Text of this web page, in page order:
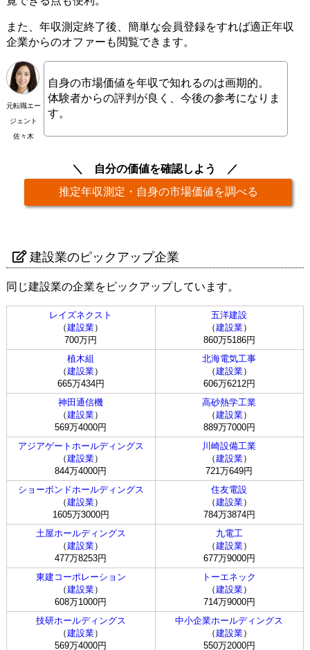
また、年収測定終了後、簡単な会員登録をすれば適正年収
企業からのオファーも閲覧できます。
元転職エー
ジェント
佐々木
自身の市場価値を年収で知れるのは画期的。
体験者からの評判が良く、今後の参考になりま
す。
自分の価値を確認しよう
推定年収測定・自身の市場価値を調べる
建設業のピックアップ企業
同じ建設業の企業をピックアップしています。
レイズネクスト
（建設業）
700万円
五洋建設
（建設業）
860万5186円
植木組
（建設業）
665万434円
北海電気工事
（建設業）
606万6212円
神田通信機
（建設業）
569万4000円
高砂熱学工業
（建設業）
889万7000円
アジアゲートホールディングス
（建設業）
844万4000円
川崎設備工業
（建設業）
721万649円
ショーボンドホールディングス
（建設業）
1605万3000円
住友電設
（建設業）
784万3874円
土屋ホールディングス
（建設業）
477万8253円
九電工
（建設業）
677万9000円
東建コーポレーション
（建設業）
608万1000円
トーエネック
（建設業）
714万9000円
技研ホールディングス
（建設業）
569万4000円
中小企業ホールディングス
（建設業）
550万2000円